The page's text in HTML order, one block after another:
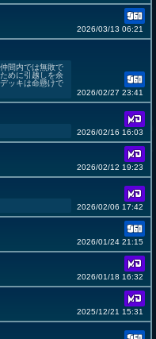
2026/03/13 06:21
間内では無敗で
めに引越しを余
ッキは命懸けで
2026/02/27 23:41
2026/02/16 16:03
2026/02/12 19:23
2026/02/06 17:42
2026/01/24 21:15
2026/01/18 16:32
2025/12/21 15:31